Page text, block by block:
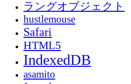
ラングオブジェクト
hustlemouse
Safari
HTML5
IndexedDB
asamito